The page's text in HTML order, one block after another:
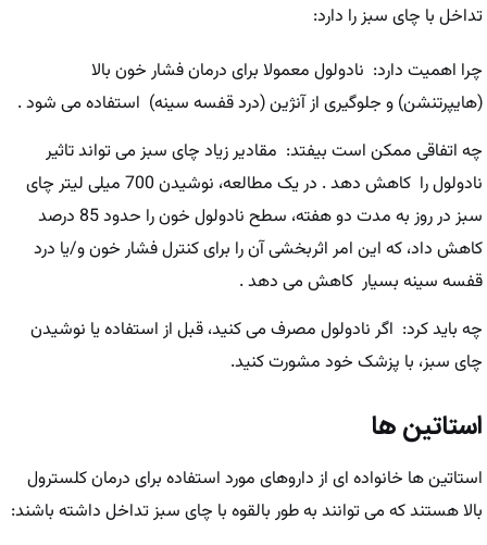
تداخل با چای سبز را دارد:
چرا اهمیت دارد: نادولول معمولا برای درمان فشار خون بالا
(هایپرتنشن) و جلوگیری از آنژین (درد قفسه سینه) استفاده می شود .
چه اتفاقی ممکن است بیفتد: مقادیر زیاد چای سبز می تواند تاثیر
نادولول را کاهش دهد . در یک مطالعه، نوشیدن 700 میلی لیتر چای
سبز در روز به مدت دو هفته، سطح نادولول خون را حدود 85 درصد
کاهش داد، که این امر اثربخشی آن را برای کنترل فشار خون و/یا درد
قفسه سینه بسیار کاهش می دهد .
چه باید کرد: اگر نادولول مصرف می کنید، قبل از استفاده یا نوشیدن
چای سبز، با پزشک خود مشورت کنید.
استاتین ها
استاتین ها خانواده ای از داروهای مورد استفاده برای درمان کلسترول
بالا هستند که می توانند به طور بالقوه با چای سبز تداخل داشته باشند: